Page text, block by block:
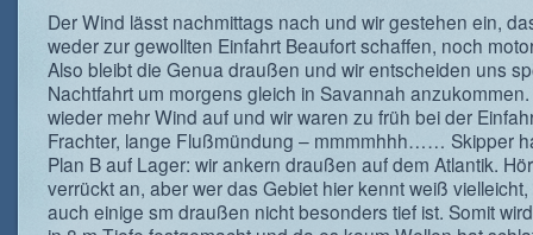
Der Wind lässt nachmittags nach und wir gestehen ein,
weder zur gewollten Einfahrt Beaufort schaffen, noch
Also bleibt die Genua draußen und wir entscheiden uns
Nachtfahrt um morgens gleich in Savannah
wieder mehr Wind auf und wir waren zu früh bei der
Frachter, lange Flußmündung – mmmmhhh…… Skipper
Plan B auf Lager: wir ankern draußen auf dem Atlantik.
verrückt an, aber wer das Gebiet hier kennt weiß
auch einige sm draußen nicht besonders tief ist. Somit